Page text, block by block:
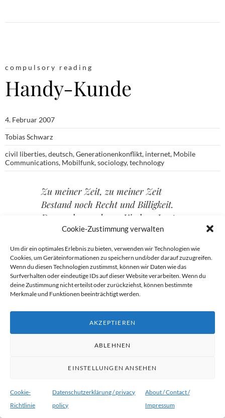
Cookie-Zustimmung verwalten
Um dir ein optimales Erlebnis zu bieten, verwenden wir Technologien wie
Cookies, um Geräteinformationen zu speichern und/oder darauf zuzugreifen.
Wenn du diesen Technologien zustimmst, können wir Daten wie das
Surfverhalten oder eindeutige IDs auf dieser Website verarbeiten. Wenn du
deine Zustimmung nicht erteilst oder zurückziehst, können bestimmte
Merkmale und Funktionen beeinträchtigt werden.
AKZEPTIEREN
ABLEHNEN
EINSTELLUNGEN ANSEHEN
Cookie-
Richtlinie
Datenschutzerklärung / privacy
policy
About / Contact /
Impressum
compulsory reading
Handy-Kunde
4. Februar 2007
Tobias Schwarz
civil liberties,deutsch,Generationenkonflikt, internet, Mobile
Communications, Mobilfunk,sociology,technology
Zu meiner Zeit, zu meiner Zeit
Bestand noch Recht und Billigkeit.
Da wurden auch aus Kindern Leute,
Aus tugendhaften Mädchen Bräute;
Doch alles mit Bescheidenheit.
O gute Zeit, o gute Zeit!
Es ward kein Jüngling zum Verräter,
Und unsre Jungfern freiten später,
Sie reizten nicht der Mütter Neid.
O gute, Zeit, o gute Zeit!
Da das “Mozartjahr” 2006 nun ja glücklicherweise seit
einem Monat vorrüber ist und die Gesellschaft für
eine kleine Mozartreferenz wohl gestattet. Schließlich hat
er die obigen Worte
auch nur vertont, wenn Sie